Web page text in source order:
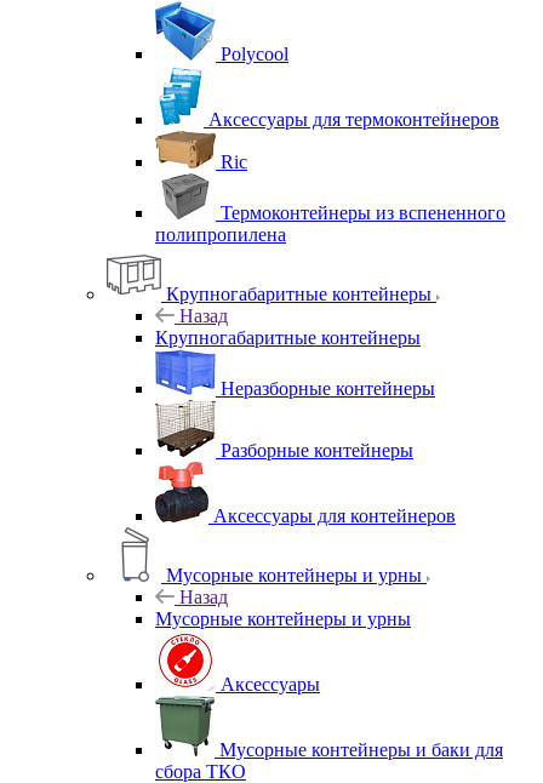
Polycool
Аксессуары для термоконтейнеров
Ric
Термоконтейнеры из вспененного
полипропилена
Крупногабаритные контейнеры
Назад
Крупногабаритные контейнеры
Неразборные контейнеры
Разборные контейнеры
Аксессуары для контейнеров
Мусорные контейнеры и урны
Назад
Мусорные контейнеры и урны
Аксессуары
Мусорные контейнеры и баки для
сбора ТКО